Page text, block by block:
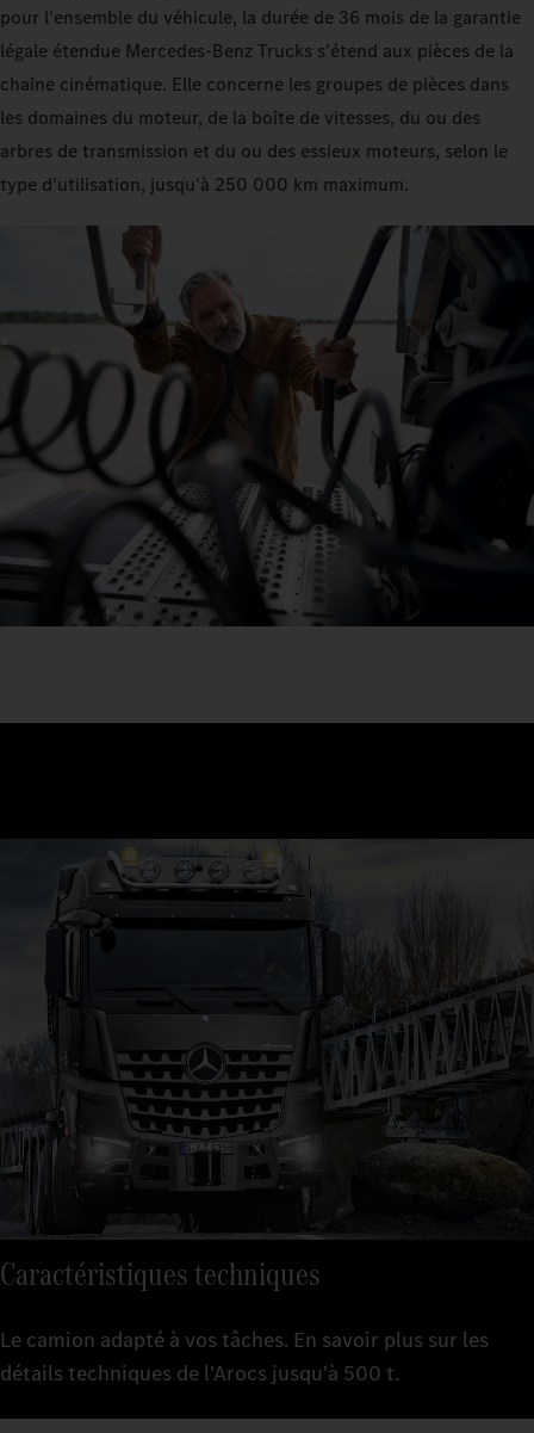
pour l'ensemble du véhicule, la durée de 36 mois de la garantie
légale étendue Mercedes‑Benz Trucks s'étend aux pièces de la
chaîne cinématique. Elle concerne les groupes de pièces dans
les domaines du moteur, de la boîte de vitesses, du ou des
arbres de transmission et du ou des essieux moteurs, selon le
type d'utilisation, jusqu'à 250 000 km maximum.
Caractéristiques techniques
Le camion adapté à vos tâches. En savoir plus sur les
détails techniques de l'Arocs jusqu'à 500 t.